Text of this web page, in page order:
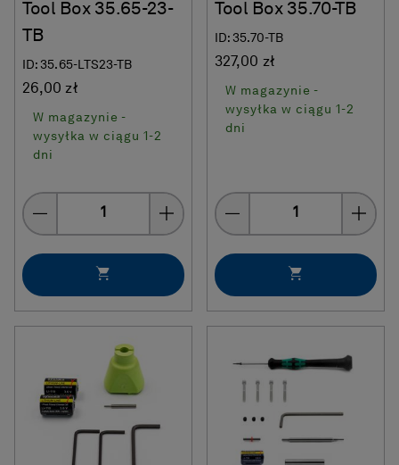
Tool Box 35.65-23-
TB
ID: 35.65-LTS23-TB
26,00 zł
W magazynie -
wysyłka w ciągu 1-2
dni
Quantity
Tool Box 35.70-TB
ID: 35.70-TB
327,00 zł
W magazynie -
wysyłka w ciągu 1-2
dni
Quantity